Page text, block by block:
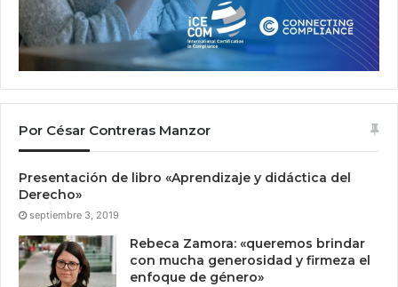
Por César Contreras Manzor
Presentación de libro «Aprendizaje y didáctica del
Derecho»
septiembre 3, 2019
Rebeca Zamora: «queremos brindar
con mucha generosidad y firmeza el
enfoque de género»